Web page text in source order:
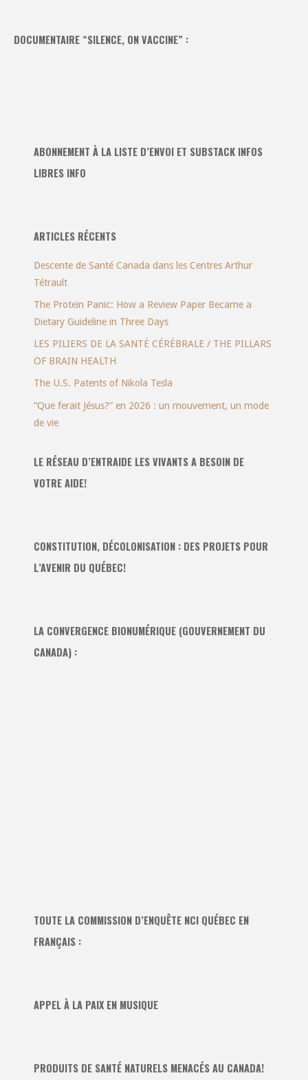
DOCUMENTAIRE “SILENCE, ON VACCINE” :
ABONNEMENT À LA LISTE D’ENVOI ET SUBSTACK INFOS
LIBRES INFO
ARTICLES RÉCENTS
Descente de Santé Canada dans les Centres Arthur
Tétrault
The Protein Panic: How a Review Paper Became a
Dietary Guideline in Three Days
LES PILIERS DE LA SANTÉ CÉRÉBRALE / THE PILLARS
OF BRAIN HEALTH
The U.S. Patents of Nikola Tesla
“Que ferait Jésus?” en 2026 : un mouvement, un mode
de vie
LE RÉSEAU D’ENTRAIDE LES VIVANTS A BESOIN DE
VOTRE AIDE!
CONSTITUTION, DÉCOLONISATION : DES PROJETS POUR
L’AVENIR DU QUÉBEC!
LA CONVERGENCE BIONUMÉRIQUE (GOUVERNEMENT DU
CANADA) :
TOUTE LA COMMISSION D’ENQUÊTE NCI QUÉBEC EN
FRANÇAIS :
APPEL À LA PAIX EN MUSIQUE
PRODUITS DE SANTÉ NATURELS MENACÉS AU CANADA!